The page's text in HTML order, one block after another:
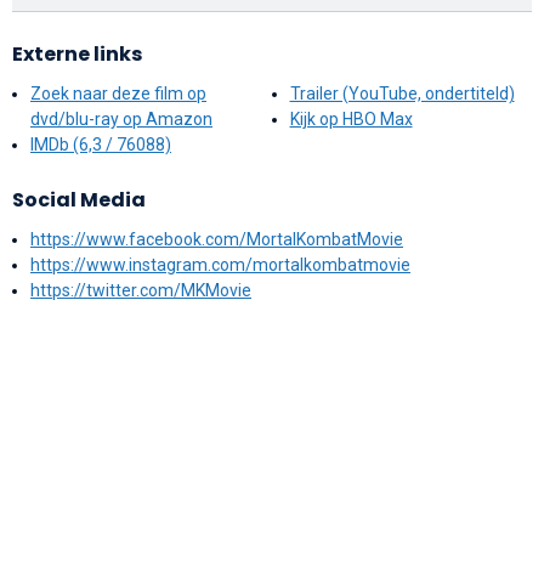
Externe links
Zoek naar deze film op
dvd/blu-ray op Amazon
IMDb (6,3 / 76088)
Trailer (YouTube, ondertiteld)
Kijk op HBO Max
Social Media
https://www.facebook.com/MortalKombatMovie
https://www.instagram.com/mortalkombatmovie
https://twitter.com/MKMovie